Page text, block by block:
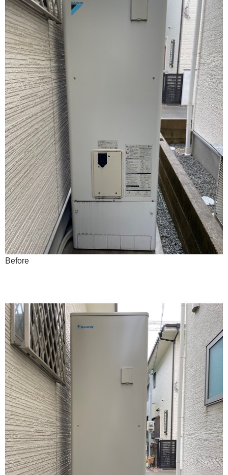
Before